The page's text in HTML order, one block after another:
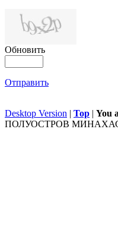
Обновить
Отправить
Desktop Version | Top | You
ПОЛУОСТРОВ